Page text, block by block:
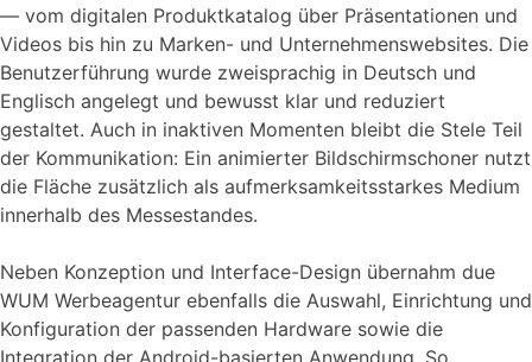
— vom digitalen Produktkatalog über Präsentationen und
Videos bis hin zu Marken- und Unternehmenswebsites. Die
Benutzerführung wurde zweisprachig in Deutsch und
Englisch angelegt und bewusst klar und reduziert
gestaltet. Auch in inaktiven Momenten bleibt die Stele Teil
der Kommunikation: Ein animierter Bildschirmschoner nutzt
die Fläche zusätzlich als aufmerksamkeitsstarkes Medium
innerhalb des Messestandes.
Neben Konzeption und Interface-Design übernahm due
WUM Werbeagentur ebenfalls die Auswahl, Einrichtung und
Konfiguration der passenden Hardware sowie die
Integration der Android-basierten Anwendung. So